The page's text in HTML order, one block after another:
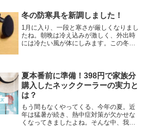
ては、毎年の一大イベントが控えていま
す。そう！！秋の「運動会...
冬の防寒具を新調しました！
1月に入り、一段と寒さが厳しくなりまし
たね。朝晩は冷え込みが激しく、外出時
には冷たい風が体にしみます。この冬を
感想をお伝えしま...
夏本番前に準備！398円で家族分
購入したネッククーラーの実力と
は？
もう間もなくやってくる、今年の夏。近
年は猛暑が続き、熱中症対策が欠かせな
くなってきましたよね。そんな中、我が